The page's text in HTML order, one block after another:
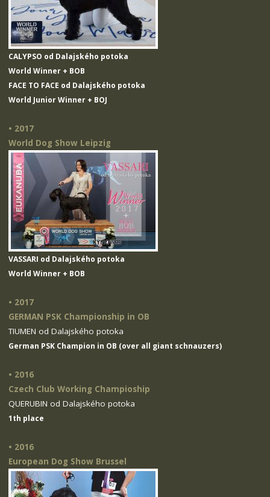
CALYPSO od Dalajského potoka
World Winner + BOB
FACE TO FACE od Dalajského potoka
World Junior Winner + BOJ
• 2017
World Dog Show Leipzig
VASSARI od Dalajského potoka
World Winner + BOB
• 2017
GERMAN PSK Championship in OB
TIUMEN od Dalajského potoka
German PSK Champion in OB (over all giant schnauzers)
• 2016
Czech Club Working Champioship
QUERUBIN od Dalajského potoka
1th place
• 2016
European Dog Show Brussel